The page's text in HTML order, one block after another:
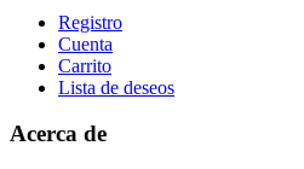
Registro
Cuenta
Carrito
Lista de deseos
Acerca de